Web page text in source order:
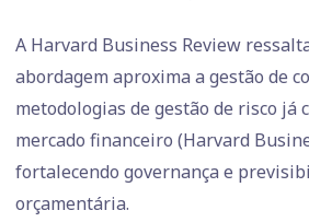
A Harvard Business Review
abordagem aproxima a gestão de
metodologias de gestão de risco já
mercado financeiro (Harvard
fortalecendo governança e
orçamentária.